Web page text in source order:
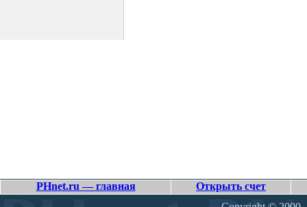
PHnet.ru — главная
Открыть счет